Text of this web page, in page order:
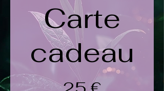
Carte
cadeau